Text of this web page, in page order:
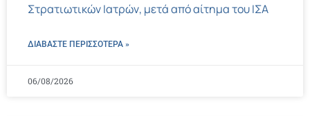
Στρατιωτικών Ιατρών, μετά από αίτημα του ΙΣΑ
ΔΙΑΒΑΣΤΕ ΠΕΡΙΣΣΌΤΕΡΑ »
06/08/2026